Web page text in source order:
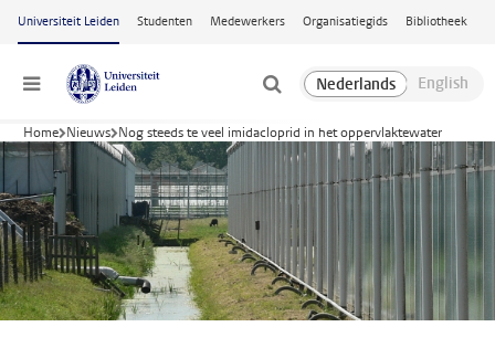
Ga naar hoofdinhoud
Universiteit Leiden Studenten Medewerkers Organisatiegids Bibliotheek
Menu
Home Nieuws Nog steeds te veel imidacloprid in het oppervlaktewater